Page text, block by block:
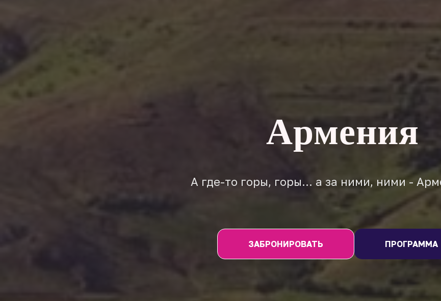
Армения
А где-то горы, горы… а за ними, ними -
ЗАБРОНИРОВАТЬ ПРОГРАММА